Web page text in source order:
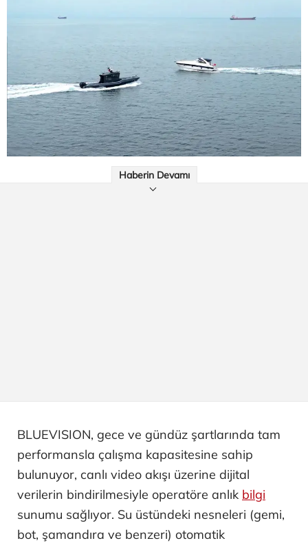
Haberin Devamı
BLUEVISION, gece ve gündüz şartlarında tam
performansla çalışma kapasitesine sahip
bulunuyor, canlı video akışı üzerine dijital
verilerin bindirilmesiyle operatöre anlık bilgi
sunumu sağlıyor. Su üstündeki nesneleri (gemi,
bot, şamandıra ve benzeri) otomatik